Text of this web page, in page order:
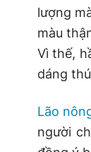
lượng
màu
Vì thế,
dáng
Lão
người